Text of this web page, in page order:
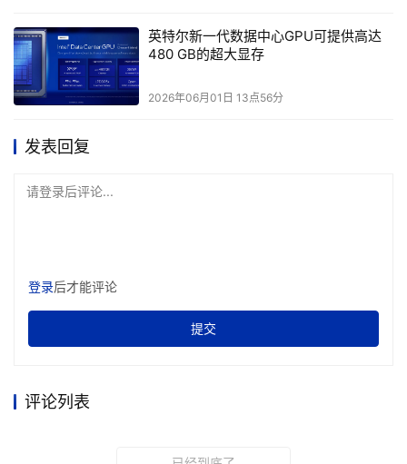
换至三星Galaxy智能手机接听来电，通话结束后，设备则会
自动切换回通话前的音频信号。
声、剥离环境杂音。在高达16kHz频率的超宽带（SWB）
技术加持下，三星Galaxy Buds4系列与三星Galaxy智能手
验，即使身处早高峰的地铁站台或人声嘈杂的咖啡厅，交流
英特尔新一代数据中心GPU可提供高达
480 GB的超大显存
2026年06月01日 13点56分
发表回复
请登录后评论...
登录后才能评论
提交
评论列表